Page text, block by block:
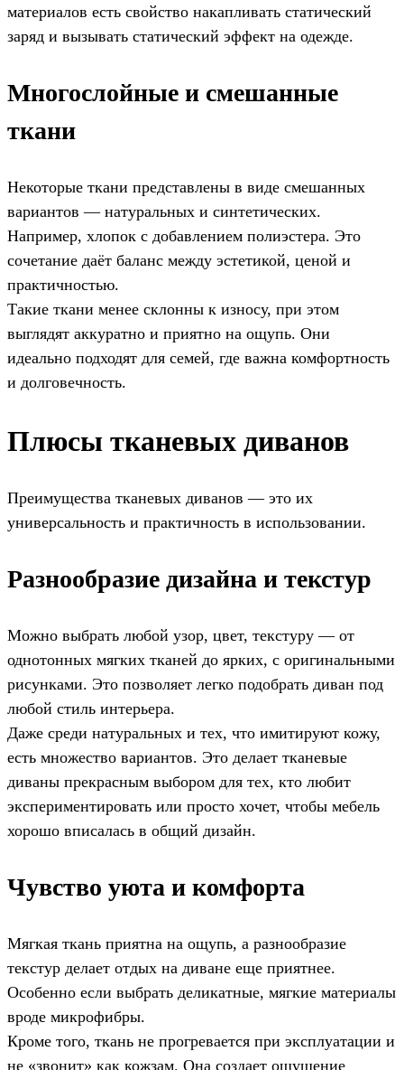
материалов есть свойство накапливать статический
заряд и вызывать статический эффект на одежде.
Многослойные и смешанные
ткани
Некоторые ткани представлены в виде смешанных
вариантов — натуральных и синтетических.
Например, хлопок с добавлением полиэстера. Это
сочетание даёт баланс между эстетикой, ценой и
практичностью.
Такие ткани менее склонны к износу, при этом
выглядят аккуратно и приятно на ощупь. Они
идеально подходят для семей, где важна комфортность
и долговечность.
Плюсы тканевых диванов
Преимущества тканевых диванов — это их
универсальность и практичность в использовании.
Разнообразие дизайна и текстур
Можно выбрать любой узор, цвет, текстуру — от
однотонных мягких тканей до ярких, с оригинальными
рисунками. Это позволяет легко подобрать диван под
любой стиль интерьера.
Даже среди натуральных и тех, что имитируют кожу,
есть множество вариантов. Это делает тканевые
диваны прекрасным выбором для тех, кто любит
экспериментировать или просто хочет, чтобы мебель
хорошо вписалась в общий дизайн.
Чувство уюта и комфорта
Мягкая ткань приятна на ощупь, а разнообразие
текстур делает отдых на диване еще приятнее.
Особенно если выбрать деликатные, мягкие материалы
вроде микрофибры.
Кроме того, ткань не прогревается при эксплуатации и
не «звонит» как кожзам. Она создает ощущение